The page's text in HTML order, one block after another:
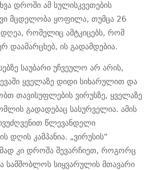
დროში ამ სულისკვეთების
მცდელობა ყოფილა, თუმცა 26
დღეა, რომელიც ამტკიცებს, რომ
დაამარცხებ, ის გადამდებია.
საუბარი უჩვეულო არ არის,
ყველაზე დიდი სიხარულით და
თავისუფლების ვირუსზე, ყველაზე
გადადებაც სასურველია. ამის
წლევანდელი
დღის კამპანია. „ვირუსის“
კი დროშა შევარჩიეთ, როგორც
სამშობლოს სიყვარულის მთავარი